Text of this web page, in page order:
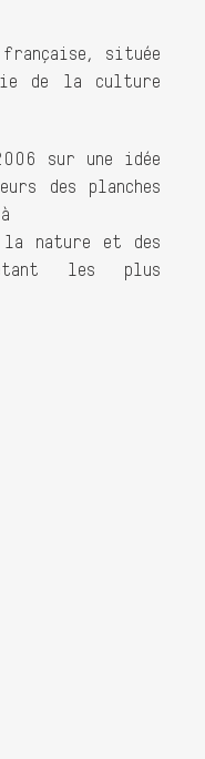
française, située
de la culture
sur une idée
des planches
nature et des
les plus